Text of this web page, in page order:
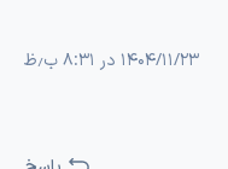
۱۴۰۴/۱۱/۲۳ در ۸:۳۱ ب٫ظ